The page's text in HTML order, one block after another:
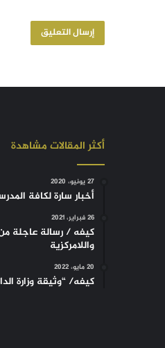
أكثر المقالات مشاهدة
27 يونيو، 2020
أخبار سارة لكافة
26 فبراير، 2021
كيفه / رسالة عاجلة
واللامركزية
20 مايو، 2022
كيفه/ “وثيقة وزارة